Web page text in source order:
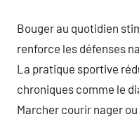
Bouger au quotidien
renforce les défenses
La pratique sportive
chroniques comme le
Marcher courir nager